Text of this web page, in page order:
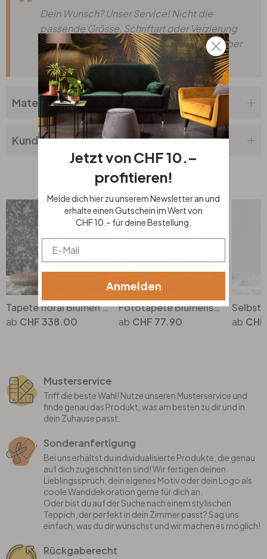
Dein Wunsch? Unser Service! Nicht die
passende Grösse, Schriftart oder Verzierung
dabei? Teile uns deine Wünsche einfach über
unserAnfrageformularmit.
Materialbeschreibung
Kundenbewertung
Top Seller
Tapete floral Blumen Schwarz Rot Vintage Blumentapete Wohnzimmer Vliestapete
CHF 338.00
Fototapete Blumenstrauss mit Pfingstrosen - UN Designs
CHF 77.90
Musterservice
Triff die beste Wahl! Nutze unseren Musterservice und
finde genau das Produkt, was am besten zu dir und in
dein Zuhause passt.
Sonderanfertigung
Bei uns erhältst du individualisierte Produkte, die genau
auf dich zugeschnitten sind! Wir fertigen deinen
Lieblingsspruch, dein eigenes Motiv oder dein Logo als
coole Wanddekoration gerne für dich an.
Oder bist du auf der Suche nach einem stylischen
Teppich, der perfekt in dein Zimmer passt? Sag uns
einfach, was du dir wünschst und wir machen es möglich!
Rückgaberecht
Jetzt von CHF 10.–
profitieren!
Melde dich hier zu unserem Newsletter an und
erhalte einen Gutschein im Wert von
CHF 10.– für deine Bestellung.
Email
Anmelden